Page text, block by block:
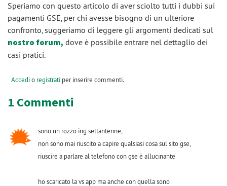
Speriamo con questo articolo di aver sciolto tutti i dubbi sui
pagamenti GSE, per chi avesse bisogno di un ulteriore
confronto, suggeriamo di leggere gli argomenti dedicati sul
nostro forum, dove è possibile entrare nel dettaglio dei
casi pratici.
Accedio registratiper inserire commenti.
1 Commenti
sono un rozzo ing settantenne,
non sono mai riuscito a capire qualsiasi cosa sul sito gse,
riuscire a parlare al telefono con gse è allucinante
ho scaricato la vs app ma anche con quella sono